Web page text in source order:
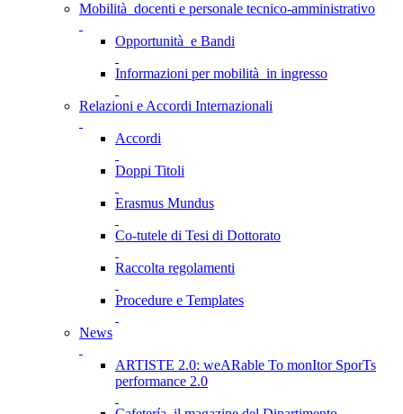
Mobilità docenti e personale tecnico-amministrativo
Opportunità e Bandi
Informazioni per mobilità in ingresso
Relazioni e Accordi Internazionali
Accordi
Doppi Titoli
Erasmus Mundus
Co-tutele di Tesi di Dottorato
Raccolta regolamenti
Procedure e Templates
News
ARTISTE 2.0: weARable To monItor SporTs
performance 2.0